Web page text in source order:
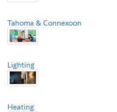
Tahoma & Connexoon
Lighting
Heating